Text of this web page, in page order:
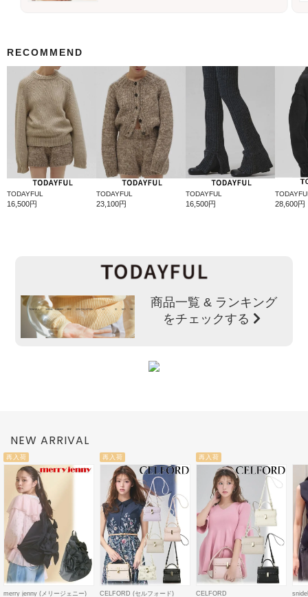
RECOMMEND
TODAYFUL
16,500円
TODAYFUL
23,100円
TODAYFUL
16,500円 28,600円
商品一覧 & ランキング
をチェックする
NEW ARRIVAL
再入荷
merry jenny (メリージェニー)
再入荷
CELFORD (セルフォード)
再入荷
CELFORD